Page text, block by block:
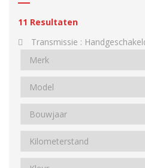
11 Resultaten
Transmissie :